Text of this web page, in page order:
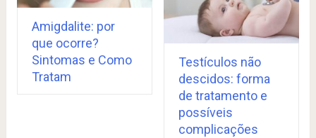
Amigdalite: por
que ocorre?
Sintomas e Como
Tratam
Testículos não
descidos: forma
de tratamento e
possíveis
complicações